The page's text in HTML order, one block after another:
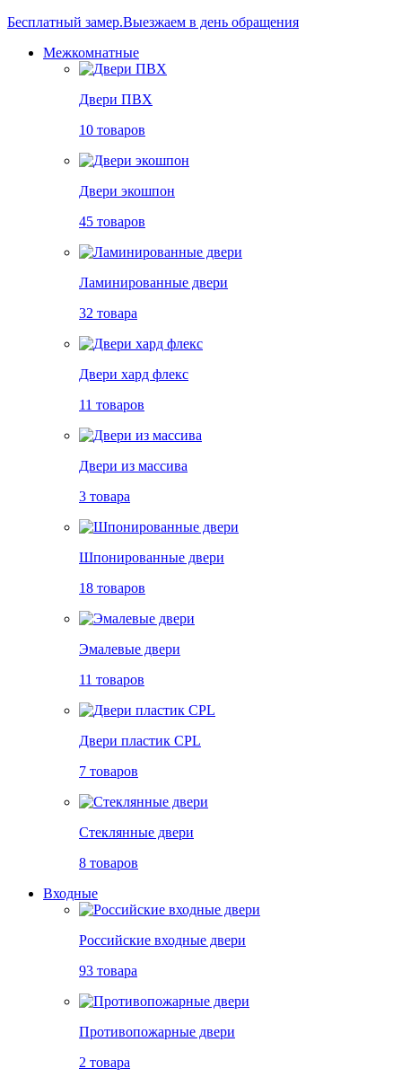
Бесплатный замер.Выезжаем в день обращения
Межкомнатные
Двери ПВХ
10 товаров
Двери экошпон
45 товаров
Ламинированные двери
32 товара
Двери хард флекс
11 товаров
Двери из массива
3 товара
Шпонированные двери
18 товаров
Эмалевые двери
11 товаров
Двери пластик CPL
7 товаров
Стеклянные двери
8 товаров
Входные
Российские входные двери
93 товара
Противопожарные двери
2 товара